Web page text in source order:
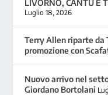
LIVORNO, CANTÙ E
Luglio 18, 2026
Terry Allen riparte da
promozione con
Nuovo arrivo nel
Giordano Bortolani